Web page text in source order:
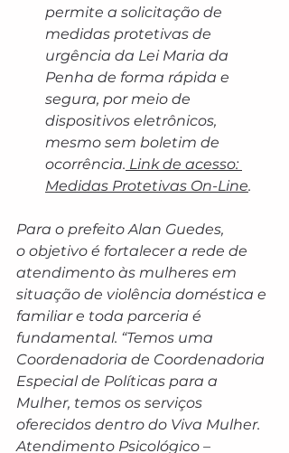
permite a solicitação de
medidas protetivas de
urgência da Lei Maria da
Penha de forma rápida e
segura, por meio de
dispositivos eletrônicos,
mesmo sem boletim de
ocorrência. Link de acesso:
Medidas Protetivas On-Line.
Para o prefeito Alan Guedes,
o objetivo é fortalecer a rede de
atendimento às mulheres em
situação de violência doméstica e
familiar e toda parceria é
fundamental. “Temos uma
Coordenadoria de Coordenadoria
Especial de Políticas para a
Mulher, temos os serviços
oferecidos dentro do Viva Mulher.
Atendimento Psicológico –